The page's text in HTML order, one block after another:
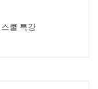
쿨 특강